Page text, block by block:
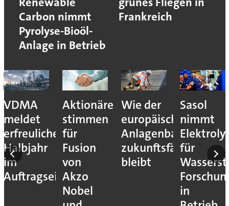
Carbon nimmt
Pyrolyse-Bioöl-
Anlage in Betrieb
Frankreich
VDMA
meldet
erfreuliches
Halbjahr
im
Auftragseingang
Aktionäre
stimmen
für
Fusion
von
Akzo
Nobel
Wie der
europäische
Anlagenbau
zukunftsfähig
bleibt
Sasol
nimmt
für
in